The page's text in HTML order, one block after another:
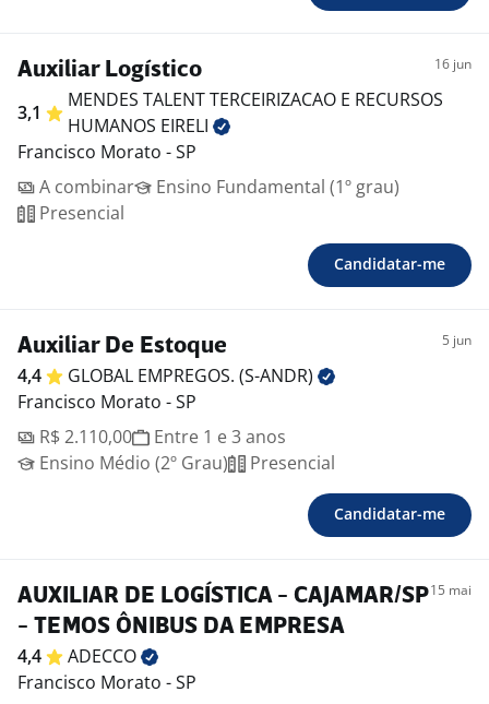
Auxiliar Logístico 16 jun
3,1
MENDES TALENT TERCEIRIZACAO E RECURSOS
HUMANOS EIRELI
Francisco Morato - SP
A combinar
Ensino Fundamental (1º grau)
Presencial
Candidatar-me
Auxiliar De Estoque 5 jun
4,4 GLOBAL EMPREGOS. (S-ANDR)
Francisco Morato - SP
R$ 2.110,00
Entre 1 e 3 anos
Ensino Médio (2º Grau)
Presencial
Candidatar-me
AUXILIAR DE LOGÍSTICA - CAJAMAR/SP
- TEMOS ÔNIBUS DA EMPRESA
15 mai
4,4
ADECCO
Francisco Morato - SP